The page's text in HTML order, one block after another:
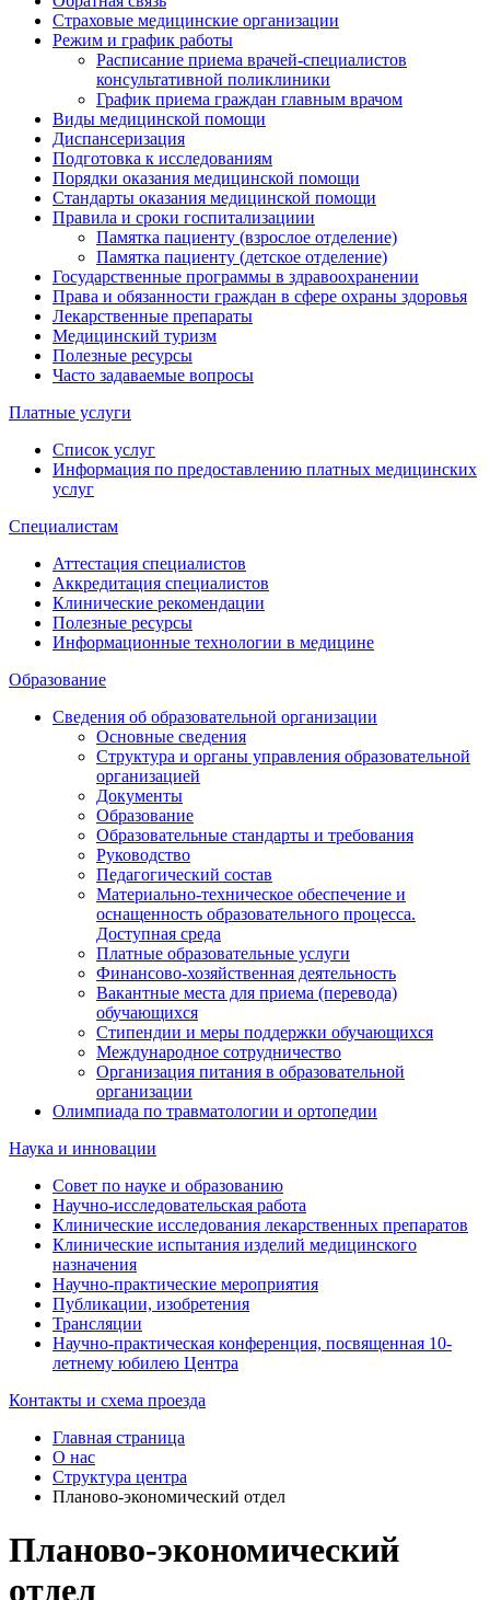
Страховые медицинские организации
Режим и график работы
Расписание приема врачей-специалистов
консультативной поликлиники
График приема граждан главным врачом
Виды медицинской помощи
Диспансеризация
Подготовка к исследованиям
Порядки оказания медицинской помощи
Стандарты оказания медицинской помощи
Правила и сроки госпитализациии
Памятка пациенту (взрослое отделение)
Памятка пациенту (детское отделение)
Государственные программы в здравоохранении
Права и обязанности граждан в сфере охраны здоровья
Лекарственные препараты
Медицинский туризм
Полезные ресурсы
Часто задаваемые вопросы
Платные услуги
Список услуг
Информация по предоставлению платных медицинских
услуг
Специалистам
Аттестация специалистов
Аккредитация специалистов
Клинические рекомендации
Полезные ресурсы
Информационные технологии в медицине
Образование
Сведения об образовательной организации
Основные сведения
Структура и органы управления образовательной
организацией
Документы
Образование
Образовательные стандарты и требования
Руководство
Педагогический состав
Материально-техническое обеспечение и
оснащенность образовательного процесса.
Доступная среда
Платные образовательные услуги
Финансово-хозяйственная деятельность
Вакантные места для приема (перевода)
обучающихся
Стипендии и меры поддержки обучающихся
Международное сотрудничество
Организация питания в образовательной
организации
Олимпиада по травматологии и ортопедии
Наука и инновации
Совет по науке и образованию
Научно-исследовательская работа
Клинические исследования лекарственных препаратов
Клинические испытания изделий медицинского
назначения
Научно-практические мероприятия
Публикации, изобретения
Трансляции
Научно-практическая конференция, посвященная 10-
летнему юбилею Центра
Контакты и схема проезда
Главная страница
О нас
Структура центра
Планово-экономический отдел
Планово-экономический
отдел